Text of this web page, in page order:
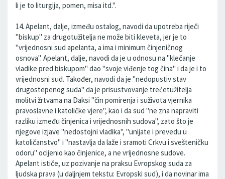
li je to liturgija, pomen, misa itd.".
14. Apelant, dalje, između ostalog, navodi da upotreba riječi
"biskup" za drugotužitelja ne može biti kleveta, jer je to
"vrijednosni sud apelanta, a ima i minimum činjeničnog
osnova". Apelant, dalje, navodi da je u odnosu na "klečanje
vladike pred biskupom" dao "svoje viđenje tog čina" i da je i to
vrijednosni sud. Također, navodi da je "nedopustiv stav
drugostepenog suda" da je prisustvovanje trećetužitelja
molitvi žrtvama na Daksi "čin pomirenja i suživota vjernika
pravoslavne i katoličke vjere", kao i da sud "ne zna napraviti
razliku između činjenica i vrijednosnih sudova", zato što je
njegove izjave "nedostojni vladika", "unijate i prevedu u
katoličanstvo" i "nastavlja da laže i sramoti Crkvu i svešteničku
odoru" ocijenio kao činjenice, a ne vrijednosne sudove.
Apelant ističe, uz pozivanje na praksu Evropskog suda za
ljudska prava (u daljnjem tekstu: Evropski sud), i da novinar ima